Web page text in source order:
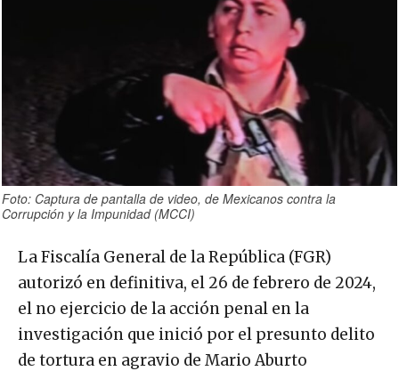
Foto: Captura de pantalla de video, de Mexicanos contra la
Corrupción y la Impunidad (MCCI)
La Fiscalía General de la República (FGR)
autorizó en definitiva, el 26 de febrero de 2024,
el no ejercicio de la acción penal en la
investigación que inició por el presunto delito
de tortura en agravio de Mario Aburto